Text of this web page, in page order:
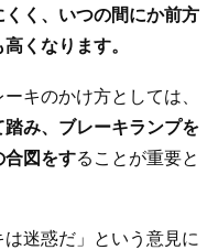
く、いつの間にか前方
くなります。
キのかけ方としては、
み、ブレーキランプを
合図をすることが重要と
迷惑だ」という意見に